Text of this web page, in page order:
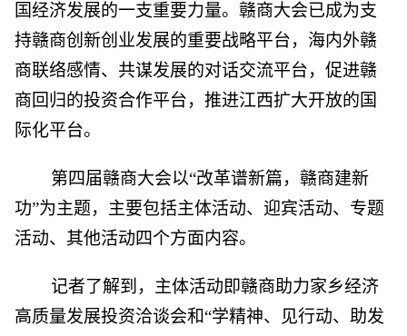
国经济发展的一支重要力量。赣商大会已成为支
持赣商创新创业发展的重要战略平台，海内外赣
商联络感情、共谋发展的对话交流平台，促进赣
商回归的投资合作平台，推进江西扩大开放的国
际化平台。
第四届赣商大会以“改革谱新篇，赣商建新
功”为主题，主要包括主体活动、迎宾活动、专题
活动、其他活动四个方面内容。
记者了解到，主体活动即赣商助力家乡经济
高质量发展投资洽谈会和“学精神、见行动、助发